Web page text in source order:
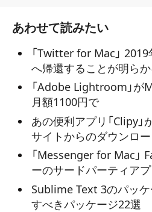
あわせて読みたい
「Twitter for Mac」
へ帰還することが明ら
「Adobe Lightroom」
月額1100円で
あの便利アプリ「Clipy
サイトからのダウンロ
「Messenger for Mac」
ーのサードパーティア
Sublime Text 3のパッ
すべきパッケージ22選